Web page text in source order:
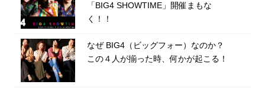
「BIG4 SHOWTIME」開催まもな
く！！
なぜ BIG4（ビッグフォー）なのか？
この４人が揃った時、何かが起こる！